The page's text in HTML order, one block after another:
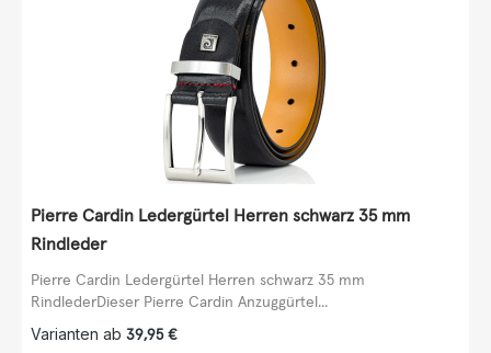
Pierre Cardin Ledergürtel Herren schwarz 35 mm
Rindleder
Pierre Cardin Ledergürtel Herren schwarz 35 mm
RindlederDieser Pierre Cardin Anzuggürtel...
Varianten ab 39,95 €